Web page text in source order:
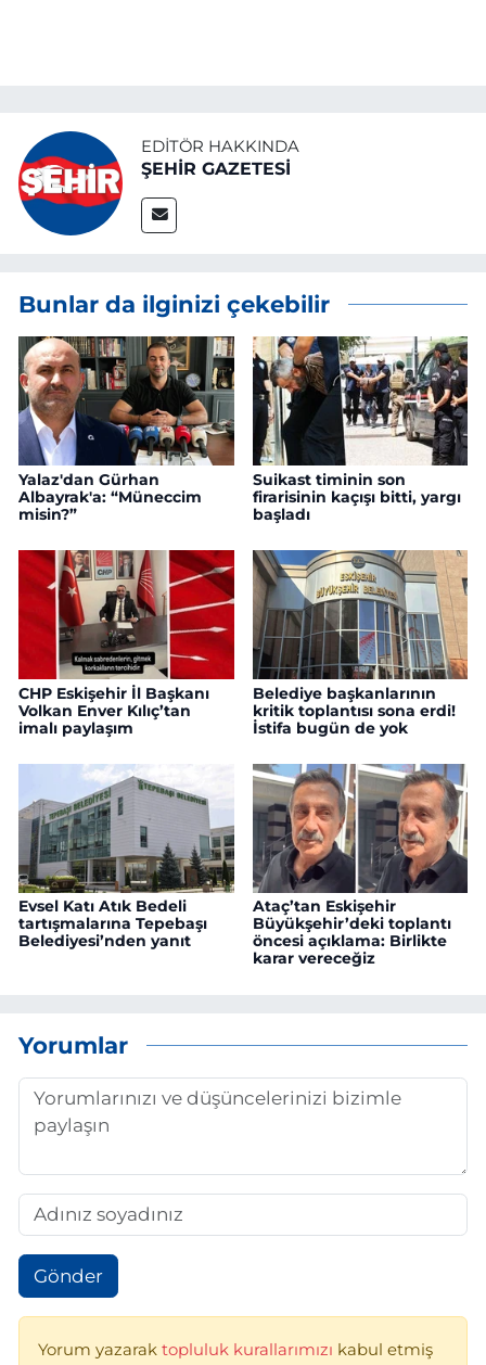
EDITÖR HAKKINDA
ŞEHİR GAZETESİ
Bunlar da ilginizi çekebilir
Yalaz'dan Gürhan
Albayrak'a: “Müneccim
misin?”
Suikast timinin son
firarisinin kaçışı bitti, yargı
başladı
CHP Eskişehir İl Başkanı
Volkan Enver Kılıç’tan
imalı paylaşım
Belediye başkanlarının
kritik toplantısı sona erdi!
İstifa bugün de yok
Evsel Katı Atık Bedeli
tartışmalarına Tepebaşı
Belediyesi’nden yanıt
Ataç’tan Eskişehir
Büyükşehir’deki toplantı
öncesi açıklama: Birlikte
karar vereceğiz
Yorumlar
Gönder
Yorum yazarak topluluk kurallarımızı kabul etmiş